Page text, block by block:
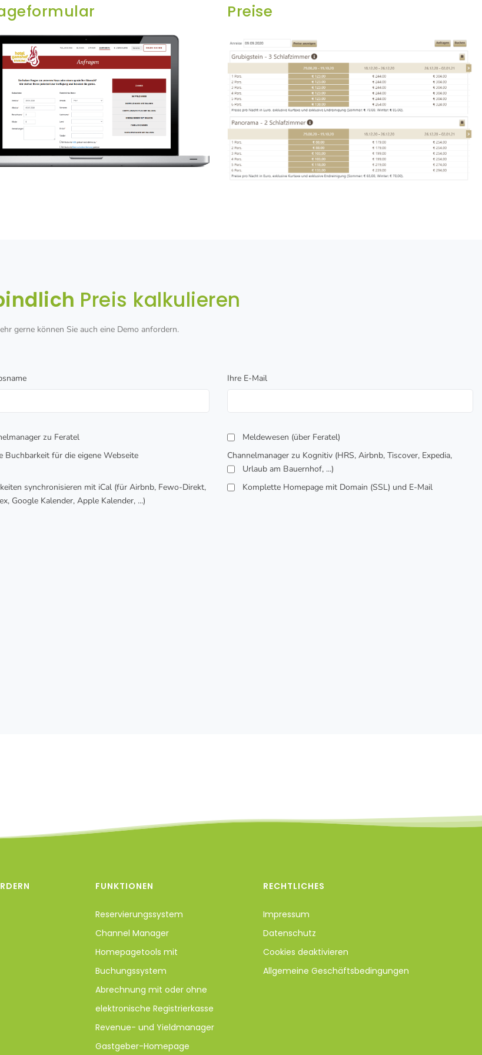
Preise
Preis kalkulieren
gerne können Sie auch eine Demo anfordern.
Ihre E-Mail
zu Feratel
Meldewesen (über Feratel)
Buchbarkeit für die eigene Webseite
Channelmanager zu Kognitiv (HRS, Airbnb, Tiscover, Expedia,
Urlaub am Bauernhof, ...)
synchronisieren mit iCal (für Airbnb, Fewo-Direkt,
Google Kalender, Apple Kalender, ...)
Komplette Homepage mit Domain (SSL) und E-Mail
FUNKTIONEN
Reservierungssystem
Channel Manager
Homepagetools mit
Buchungssystem
Abrechnung mit oder ohne
elektronische Registrierkasse
Revenue- und Yieldmanager
Gastgeber-Homepage
RECHTLICHES
Impressum
Datenschutz
Cookies deaktivieren
Allgemeine Geschäftsbedingungen